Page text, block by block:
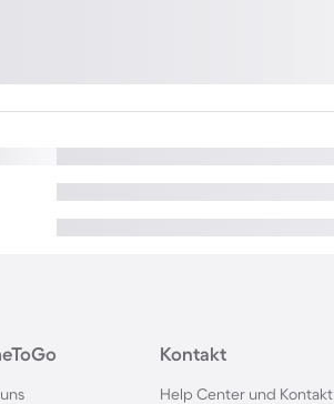
Kontakt
Help Center und Kontakt